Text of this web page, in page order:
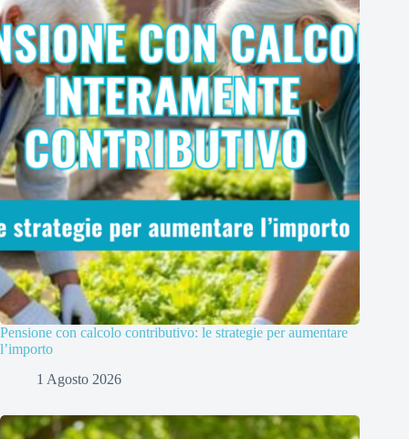
Pensione con calcolo contributivo: le strategie per aumentare
l’importo
1 Agosto 2026